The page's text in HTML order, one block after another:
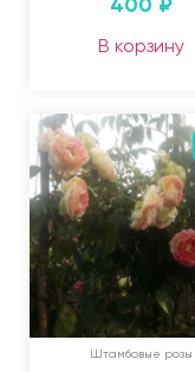
В корзину
Штамбовые розы